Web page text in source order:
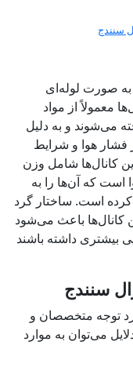
سنندج
صورت لوله‌ای
معمولاً از مواد
می‌شوند و به دلیل
فشار هوا و شرایط
کانال‌ها شامل وزن
که آن‌ها را به
کرده است. ساختار گرد
کانال‌ها باعث می‌شود
بیشتری داشته باشند
سنندج
توجه متخصصان و
می‌توان به موارد